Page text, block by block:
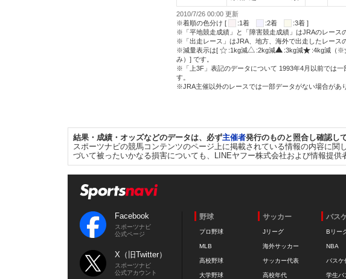
2010/7/26 00:00 更新
※着順の色分け [
:1着 :2着
:3着 ]
※「平地競走成績」と「障害競走成績」はJRAのレース
※「出走レース」はJRA、地方、海外で出走したレース
※減量表示は[
:1kg減 :2kg減 :3kg減 :4kg減（※
み）] です。
※「上3F」表記のデータについて 1993年4月以前では
す。
※JRA主催以外のレースでは一部データがない場合があ
結果・成績・オッズなどのデータは、必ず主催者発行のものと照合し確認し
スポーツナビの競馬コンテンツのページ上に掲載されている情報の内容に
づいて被ったいかなる損害についても、LINEヤフー株式会社および情報提供
Facebook
スポーツナビ
公式ページ
X（旧Twitter）
スポーツナビ
公式アカウント
野球
プロ野球
MLB
高校野球
大学野球
サッカー
Jリーグ
海外サッカー
サッカー代表
高校年代
バス
Bリー
NBA
バスケ
学生バ